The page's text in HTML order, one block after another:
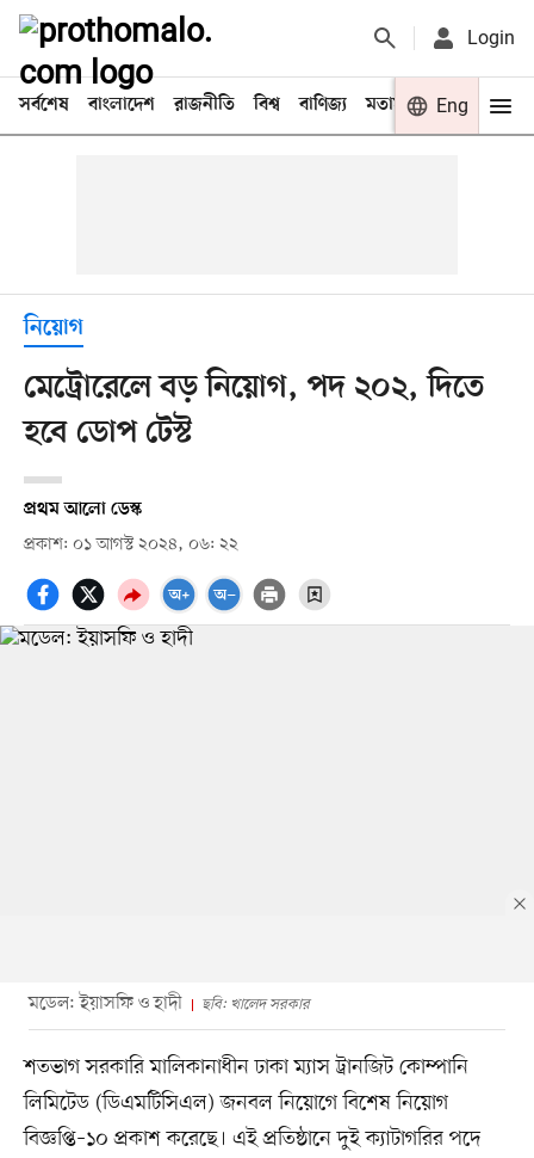
Login
সর্বশেষ বাংলাদেশ রাজনীতি বিশ্ব বাণিজ্য মতামত খেলা
Eng
নিয়োগ
মেট্রোরেলে বড় নিয়োগ, পদ ২০২, দিতে
হবে ডোপ টেস্ট
প্রথম আলো ডেস্ক
প্রকাশ: ০১ আগস্ট ২০২৪, ০৬: ২২
মডেল: ইয়াসফি ও হাদী ছবি: খালেদ সরকার
শতভাগ সরকারি মালিকানাধীন ঢাকা ম্যাস ট্রানজিট কোম্পানি
লিমিটেড (ডিএমটিসিএল) জনবল নিয়োগে বিশেষ নিয়োগ
বিজ্ঞপ্তি–১০ প্রকাশ করেছে। এই প্রতিষ্ঠানে দুই ক্যাটাগরির পদে